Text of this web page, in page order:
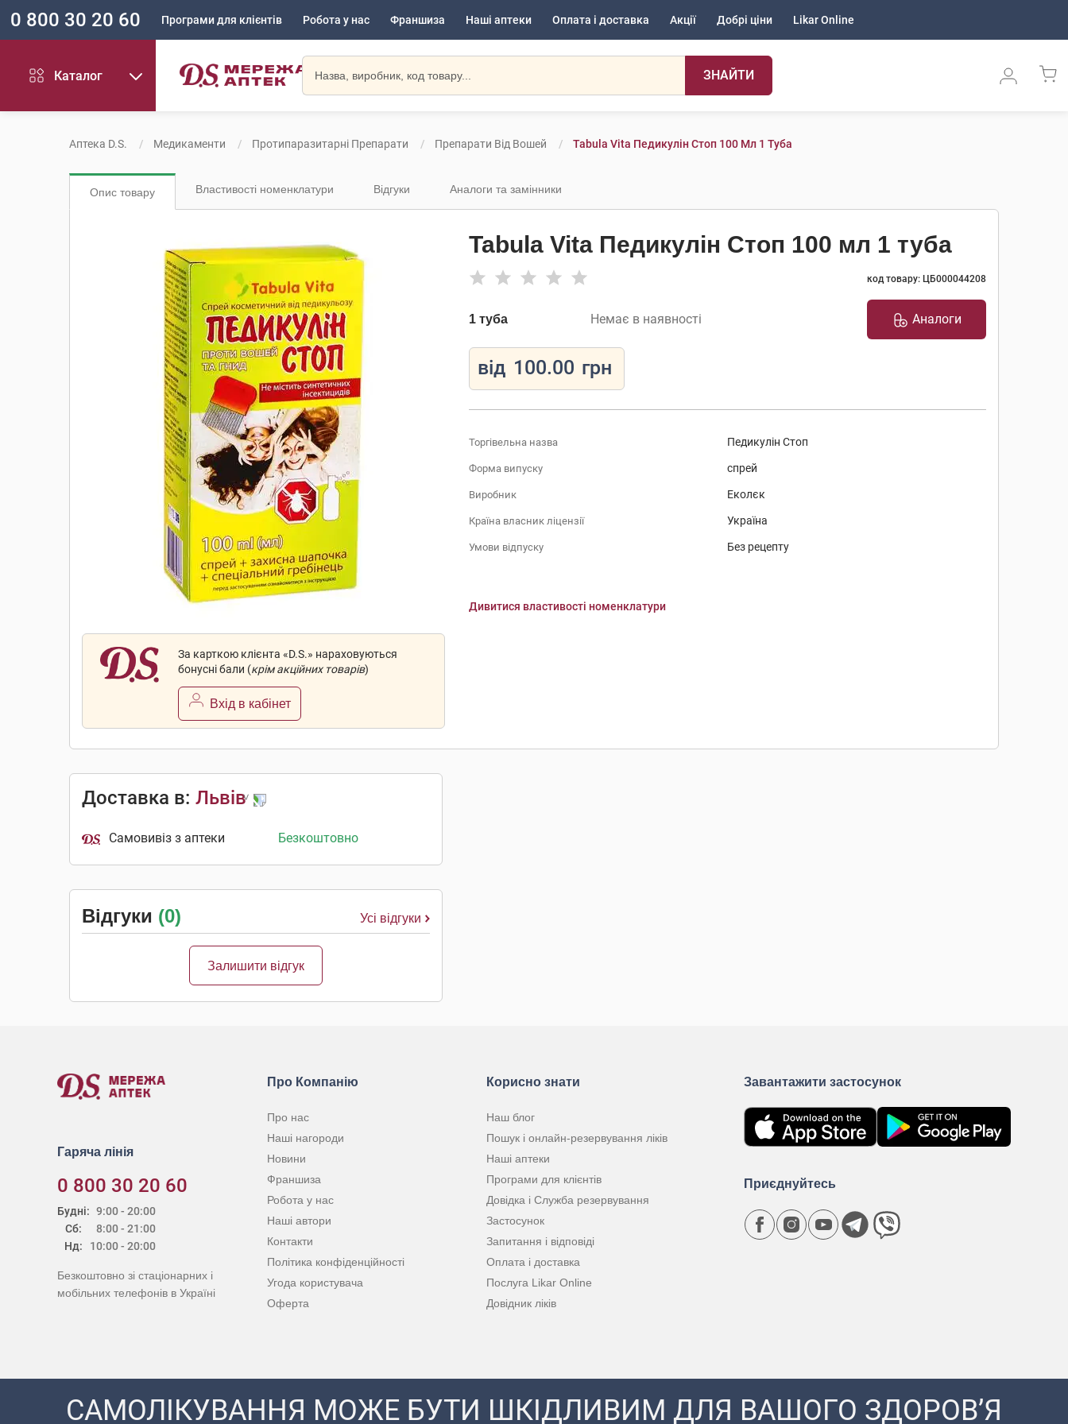
0 800 30 20 60 Програми для клієнтів Робота у нас Франшиза Наші аптеки Оплата і доставка Акції Добрі ціни Likar Online
Каталог ЗНАЙТИ
Аптека D.S. Медикаменти Протипаразитарні Препарати Препарати Від Вошей Tabula Vita Педикулін Стоп 100 Мл 1 Туба
Опис товару Властивості номенклатури Відгуки Аналоги та замінники
За карткою клієнта «D.S.» нараховуються
бонусні бали (крім акційних товарів)
Вхід в кабінет
Tabula Vita Педикулін Стоп 100 мл 1 туба
код товару: ЦБ000044208
1 туба Немає в наявності Аналоги
від 100.00 грн
Торгівельна назва Педикулін Стоп
Форма випуску спрей
Виробник Еколєк
Країна власник ліцензії Україна
Умови відпуску Без рецепту
Дивитися властивості номенклатури
Доставка в: Львів
Самовивіз з аптеки Безкоштовно
Відгуки (0) Усі відгуки
Залишити відгук
Гаряча лінія
0 800 30 20 60
Будні:
Сб:
Нд:
9:00 - 20:00
8:00 - 21:00
10:00 - 20:00
Безкоштовно зі стаціонарних і
мобільних телефонів в Україні
Про Компанію
Про нас
Наші нагороди
Новини
Франшиза
Робота у нас
Наші автори
Контакти
Політика конфіденційності
Угода користувача
Оферта
Корисно знати
Наш блог
Пошук і онлайн-резервування ліків
Наші аптеки
Програми для клієнтів
Довідка і Служба резервування
Застосунок
Запитання і відповіді
Оплата і доставка
Послуга Likar Online
Довідник ліків
Завантажити застосунок
Приєднуйтесь
САМОЛІКУВАННЯ МОЖЕ БУТИ ШКІДЛИВИМ ДЛЯ ВАШОГО ЗДОРОВ’Я